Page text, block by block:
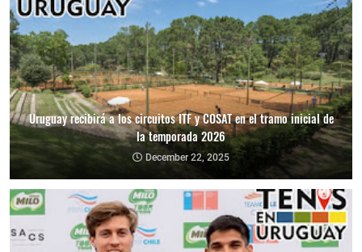
Uruguay recibirá a los circuitos ITF y COSAT en el tramo inicial de
la temporada 2026
December 22, 2025